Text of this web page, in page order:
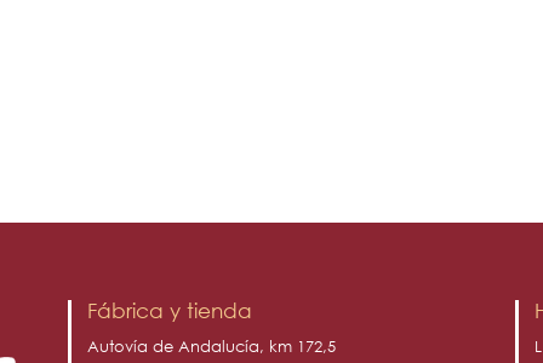
Fábrica y tienda
Autovía de Andalucía, km 172,5